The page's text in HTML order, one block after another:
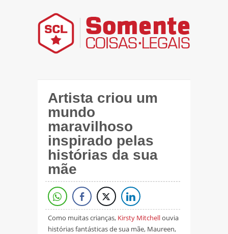
Artista criou um
mundo
maravilhoso
inspirado pelas
histórias da sua
mãe
Como muitas crianças, Kirsty Mitchellouvia
histórias fantásticas de sua mãe, Maureen,